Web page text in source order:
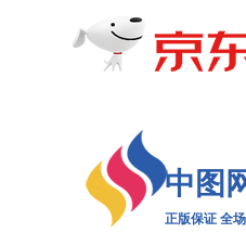
中图
正版保证 全